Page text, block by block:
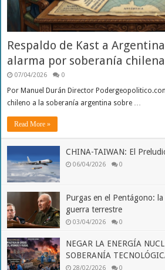
Respaldo de Kast a
alarma por soberanía chilena
07/04/2026 0
Por Manuel Durán Director
chileno a la soberanía argentina sobre …
Read More »
CHINA-TAIWAN: El
06/04/2026 0
Purgas en el Pentágono: la
guerra terrestre
03/04/2026 0
NEGAR LA ENERGÍA
SOBERANÍA
28/02/2026 0